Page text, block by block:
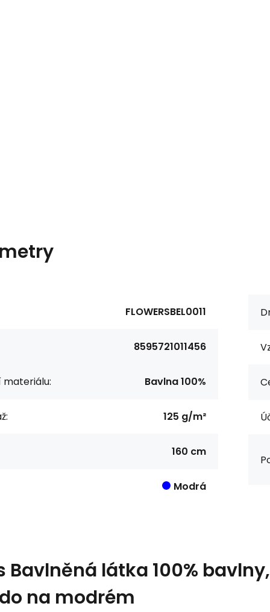
FLOWERSBEL0011
8595721011456
materiálu: Bavlna 100%
125 g/m²
160 cm
Modrá
Bavlněná látka 100%
na modrém